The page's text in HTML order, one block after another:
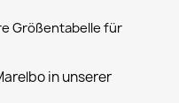
Größentabelle für
in unserer